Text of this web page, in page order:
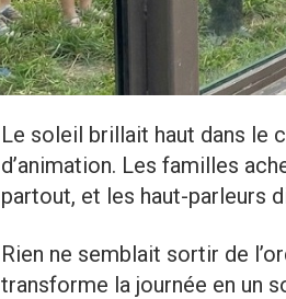
Le soleil brillait haut dans le
d’animation. Les familles
partout, et les haut-parleurs
Rien ne semblait sortir de
transforme la journée en un